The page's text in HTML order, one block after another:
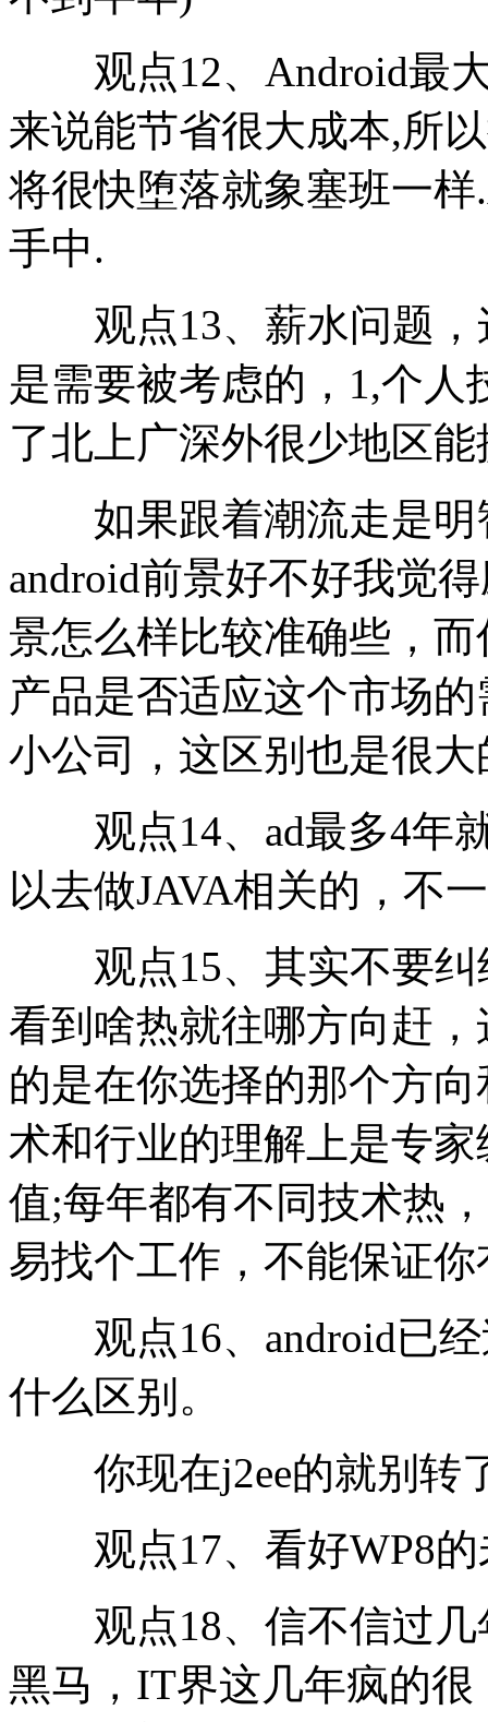
观点12、Android最大
来说能节省很大成本,所
将很快堕落就象塞班一
手中.
观点13、薪水问题，
是需要被考虑的，1,个人
了北上广深外很少地区
如果跟着潮流走是明
android前景好不好我觉
景怎么样比较准确些，
产品是否适应这个市场
小公司，这区别也是很大
观点14、ad最多4年就
以去做JAVA相关的，不
观点15、其实不要纠
看到啥热就往哪方向赶
的是在你选择的那个方
术和行业的理解上是专
值;每年都有不同技术热
易找个工作，不能保证
观点16、android已经
什么区别。
你现在j2ee的就别转
观点17、看好WP8的
观点18、信不信过几
黑马，IT界这几年疯的